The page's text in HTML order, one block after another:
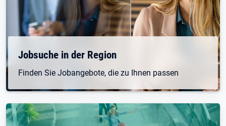
Jobsuche in der Region
Finden Sie Jobangebote, die zu Ihnen passen